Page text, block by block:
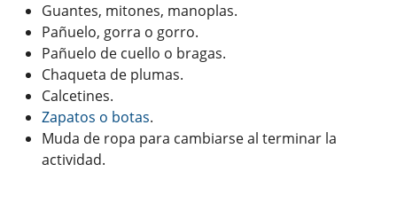
Guantes, mitones, manoplas.
Pañuelo, gorra o gorro.
Pañuelo de cuello o bragas.
Chaqueta de plumas.
Calcetines.
Zapatos o botas.
Muda de ropa para cambiarse al terminar la
actividad.